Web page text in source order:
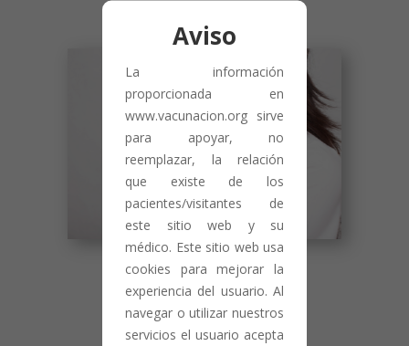
Parotiditis
Aviso
La información
proporcionada en
www.vacunacion.org sirve
para apoyar, no
reemplazar, la relación
que existe de los
pacientes/visitantes de
este sitio web y su
médico. Este sitio web usa
cookies para mejorar la
experiencia del usuario. Al
navegar o utilizar nuestros
servicios el usuario acepta